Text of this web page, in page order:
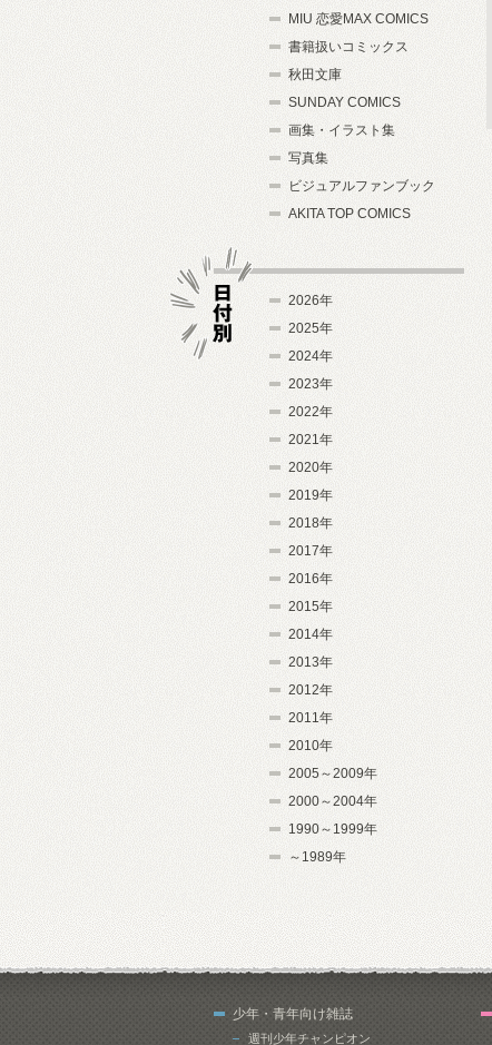
MIU 恋愛MAX COMICS
書籍扱いコミックス
秋田文庫
SUNDAY COMICS
画集・イラスト集
写真集
ビジュアルファンブック
AKITA TOP COMICS
2026年
2025年
2024年
2023年
2022年
2021年
2020年
2019年
2018年
2017年
2016年
2015年
2014年
2013年
2012年
2011年
2010年
2005～2009年
2000～2004年
1990～1999年
～1989年
少年・青年向け雑誌
週刊少年チャンピオン